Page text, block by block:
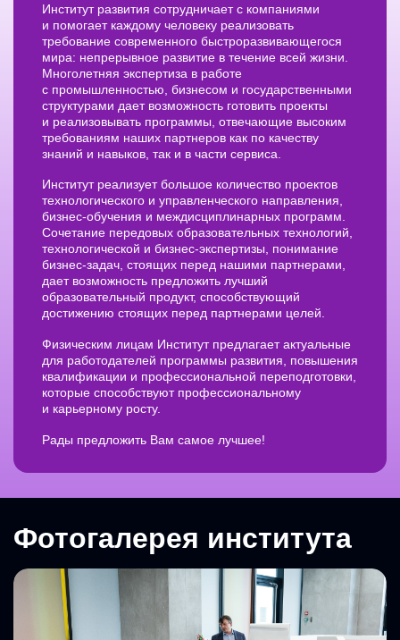
Институт развития сотрудничает с компаниями
и помогает каждому человеку реализовать
требование современного быстроразвивающегося
мира: непрерывное развитие в течение всей жизни.
Многолетняя экспертиза в работе
с промышленностью, бизнесом и государственными
структурами дает возможность готовить проекты
и реализовывать программы, отвечающие высоким
требованиям наших партнеров как по качеству
знаний и навыков, так и в части сервиса.
Институт реализует большое количество проектов
технологического и управленческого направления,
бизнес-обучения и междисциплинарных программ.
Сочетание передовых образовательных технологий,
технологической и бизнес-экспертизы, понимание
бизнес-задач, стоящих перед нашими партнерами,
дает возможность предложить лучший
образовательный продукт, способствующий
достижению стоящих перед партнерами целей.
Физическим лицам Институт предлагает актуальные
для работодателей программы развития, повышения
квалификации и профессиональной переподготовки,
которые способствуют профессиональному
и карьерному росту.
Рады предложить Вам самое лучшее!
Фотогалерея института